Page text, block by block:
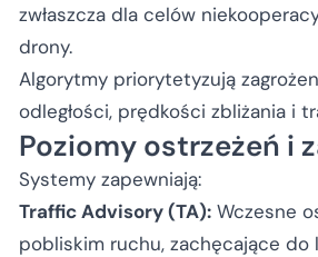
zwłaszcza dla celów
drony.
Algorytmy priorytetyzują
odległości, prędkości zbliżania i
Poziomy ostrzeżeń i
Systemy zapewniają:
Traffic Advisory (TA): Wczesne
pobliskim ruchu, zachęcające do